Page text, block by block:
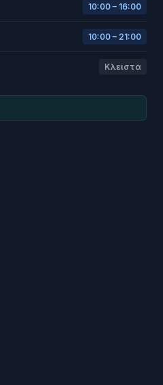
10:00 – 16:00
10:00 – 21:00
Κλειστά